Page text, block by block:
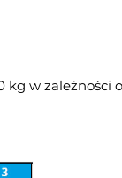
kg w zależności